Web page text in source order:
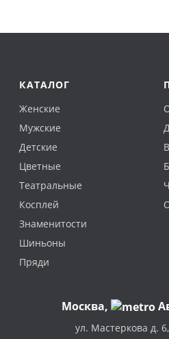
КАТАЛОГ
Женские
Мужские
Детские
Цветные
Театральные
Косплей
Знаменитости
Шиньоны
Пряди
Москва,
ул. Мастеркова д.